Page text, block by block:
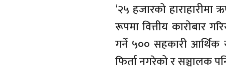
‘२५ हजारको
रूपमा वित्तीय कारोबार
गर्ने ५०० सहकारी
फिर्ता नगरेको र सञ्चालक